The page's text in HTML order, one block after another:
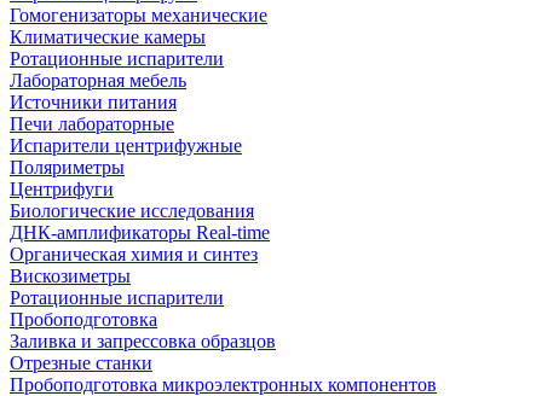
Гомогенизаторы механические
Климатические камеры
Ротационные испарители
Лабораторная мебель
Источники питания
Печи лабораторные
Испарители центрифужные
Поляриметры
Центрифуги
Биологические исследования
ДНК-амплификаторы Real-time
Органическая химия и синтез
Вискозиметры
Ротационные испарители
Пробоподготовка
Заливка и запрессовка образцов
Отрезные станки
Пробоподготовка микроэлектронных компонентов